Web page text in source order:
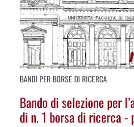
BANDI PER BORSE DI RICERCA
Bando di selezione per
di n. 1 borsa di ricerca -